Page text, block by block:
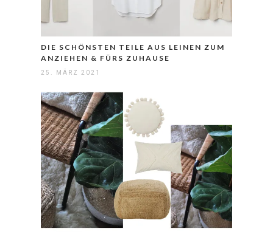
DIE SCHÖNSTEN TEILE AUS LEINEN ZUM
ANZIEHEN & FÜRS ZUHAUSE
25. MÄRZ 2021